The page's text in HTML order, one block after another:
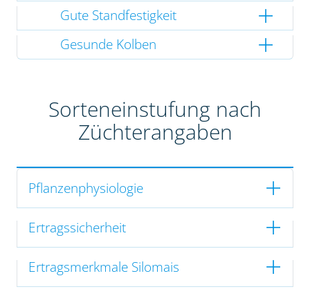
Gute Standfestigkeit
Gesunde Kolben
Sorteneinstufung nach
Züchterangaben
Pflanzenphysiologie
Ertragssicherheit
Ertragsmerkmale Silomais